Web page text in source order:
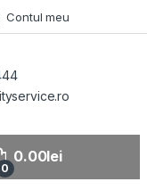
Contul meu
0
0.00lei